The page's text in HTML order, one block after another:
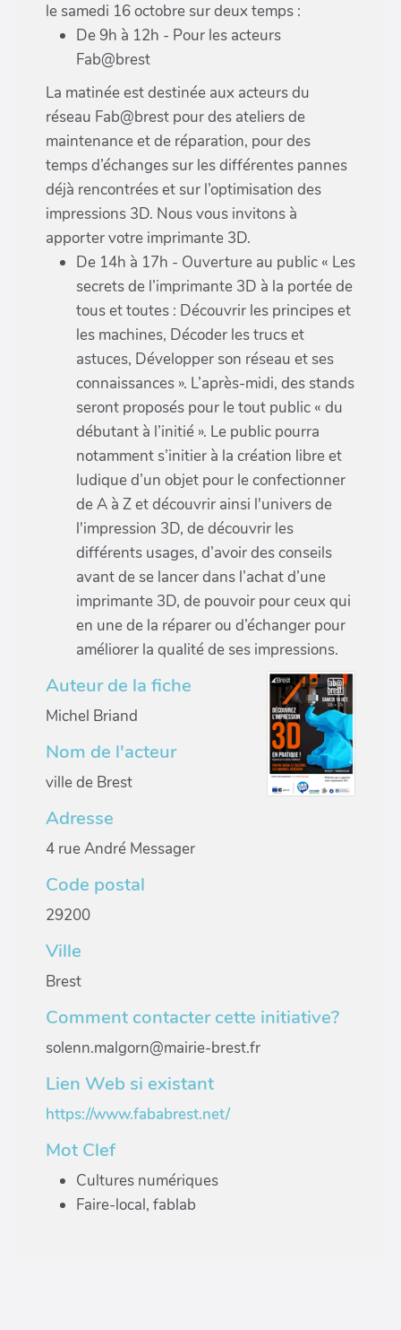
le samedi 16 octobre sur deux temps :
De 9h à 12h - Pour les acteurs
Fab@brest
La matinée est destinée aux acteurs du
réseau Fab@brest pour des ateliers de
maintenance et de réparation, pour des
temps d’échanges sur les différentes pannes
déjà rencontrées et sur l’optimisation des
impressions 3D. Nous vous invitons à
apporter votre imprimante 3D.
De 14h à 17h - Ouverture au public « Les
secrets de l’imprimante 3D à la portée de
tous et toutes : Découvrir les principes et
les machines, Décoder les trucs et
astuces, Développer son réseau et ses
connaissances ». L’après-midi, des stands
seront proposés pour le tout public « du
débutant à l’initié ». Le public pourra
notamment s’initier à la création libre et
ludique d’un objet pour le confectionner
de A à Z et découvrir ainsi l'univers de
l'impression 3D, de découvrir les
différents usages, d’avoir des conseils
avant de se lancer dans l’achat d’une
imprimante 3D, de pouvoir pour ceux qui
en une de la réparer ou d’échanger pour
améliorer la qualité de ses impressions.
Auteur de la fiche
Michel Briand
Nom de l'acteur
ville de Brest
Adresse
4 rue André Messager
Code postal
29200
Ville
Brest
Comment contacter cette initiative?
solenn.malgorn@mairie-brest.fr
Lien Web si existant
https://www.fababrest.net/
Mot Clef
Cultures numériques
Faire-local, fablab